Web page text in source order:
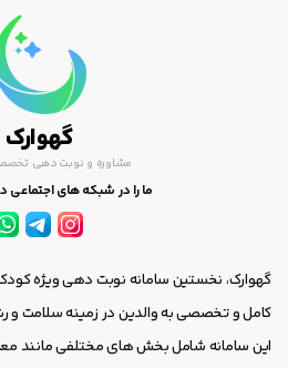
گهوارک
مشاوره و نوبت دهی
ما را در شبکه های اجتماعی
گهوارک، نخستین سامانه نوبت دهی ویژه
کامل و تخصصی به والدین در زمینه سلامت و
این سامانه شامل بخش های مختلفی مانند